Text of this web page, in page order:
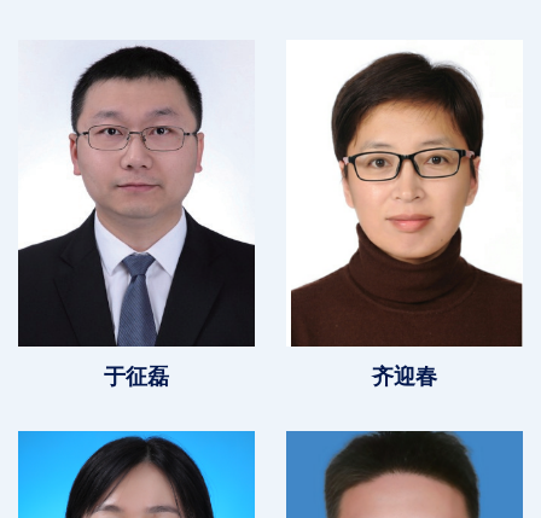
于征磊 齐迎春